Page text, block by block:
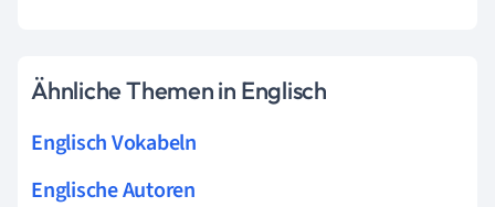
Ähnliche Themen in Englisch
Englisch Vokabeln
Englische Autoren